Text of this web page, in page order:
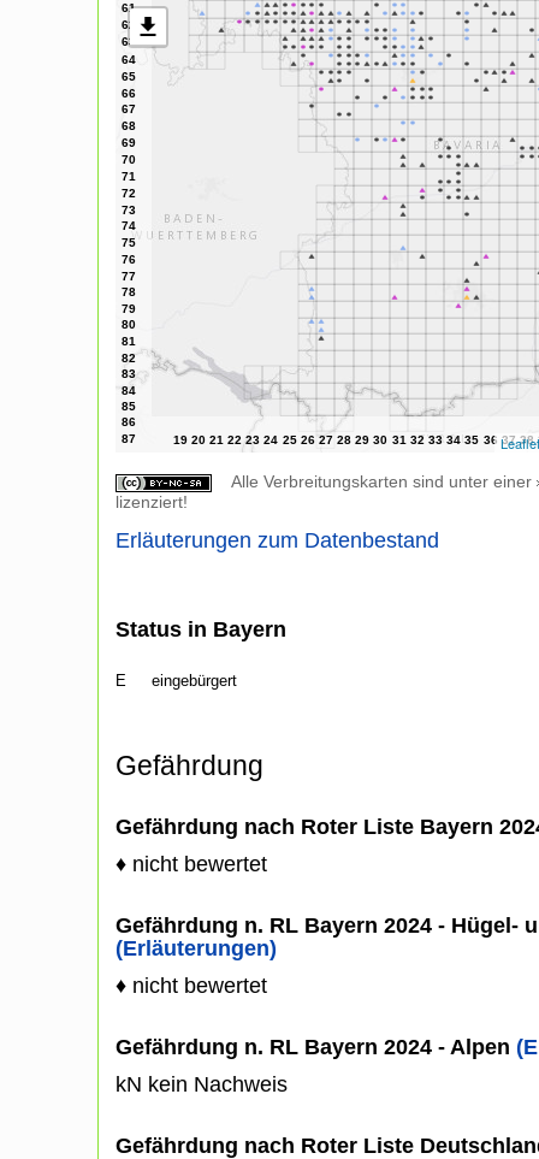
Leaflet
Alle Verbreitungskarten sind unter einer
lizenziert!
Erläuterungen zum Datenbestand
Status in Bayern
E eingebürgert
Gefährdung
Gefährdung nach Roter Liste Bayern
♦ nicht bewertet
Gefährdung n. RL Bayern 2024 - Hügel-
(Erläuterungen)
♦ nicht bewertet
Gefährdung n. RL Bayern 2024 - Alpen
kN kein Nachweis
Gefährdung nach Roter Liste